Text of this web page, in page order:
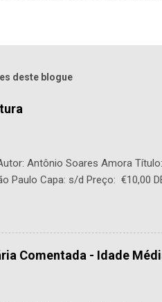
deste blogue
Antônio Soares Amora
Paulo Capa: s/d Preço: €10,00
Comentada - Idade